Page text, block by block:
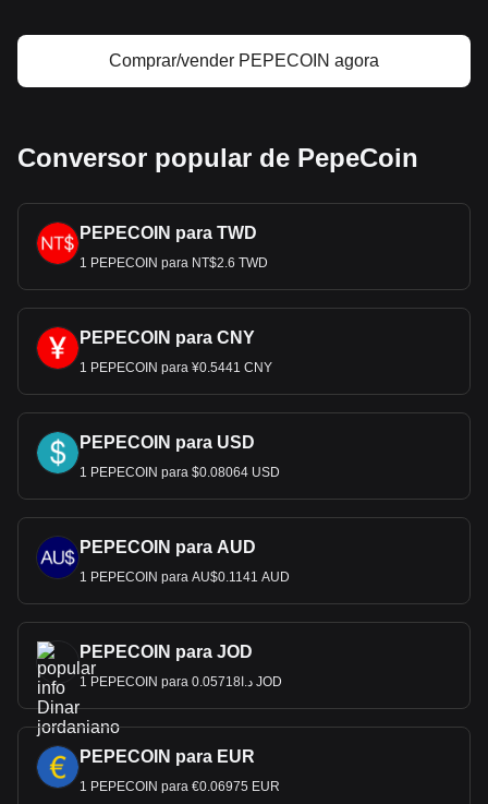
Comprar/vender PEPECOIN agora
Conversor popular de PepeCoin
PEPECOIN para TWD
1 PEPECOIN para NT$2.6 TWD
PEPECOIN para CNY
1 PEPECOIN para ¥0.5441 CNY
PEPECOIN para USD
1 PEPECOIN para $0.08064 USD
PEPECOIN para AUD
1 PEPECOIN para AU$0.1141 AUD
PEPECOIN para JOD
1 PEPECOIN para د.ا0.05718 JOD
PEPECOIN para EUR
1 PEPECOIN para €0.06975 EUR